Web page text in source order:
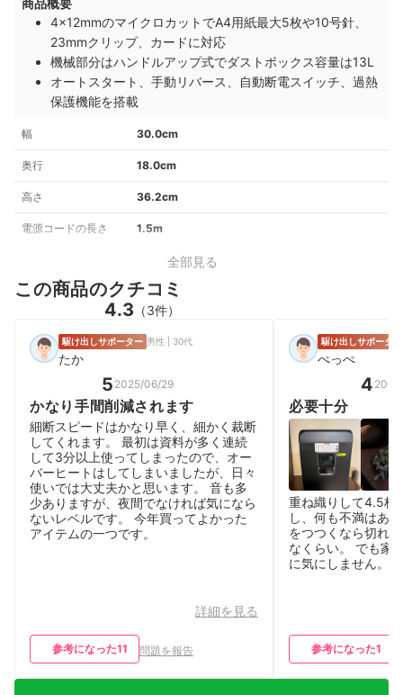
商品概要
4x12mmのマイクロカットでA4用紙最大5枚や10号針、
23mmクリップ、カードに対応
機械部分はハンドルアップ式でダストボックス容量は13L
オートスタート、手動リバース、自動断電スイッチ、過熱
保護機能を搭載
幅 30.0cm
奥行 18.0cm
高さ 36.2cm
電源コードの長さ 1.5m
全部見る
この商品のクチコミ
4.3 （3件）
駆け出しサポーター 男性 | 30代
たか
5 2025/06/29
かなり手間削減されます
細断スピードはかなり早く、細かく裁断
してくれます。 最初は資料が多く連続
して3分以上使ってしまったので、オー
バーヒートはしてしまいましたが、日々
使いでは大丈夫かと思います。 音も多
少ありますが、夜間でなければ気になら
ないレベルです。 今年買ってよかった
アイテムの一つです。
詳細を見る
参考になった11 問題を報告
駆け出しサポーター
ぺっぺ
4
必要十分
重ね織りして4.5枚
し、何も不満はあ
をつつくなら切れ
なくらい。 でも家
に気にしません。
参考になった1